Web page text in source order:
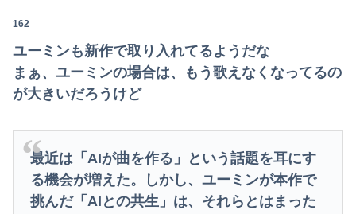
162
ユーミンも新作で取り入れてるようだな
まぁ、ユーミンの場合は、もう歌えなくなってるの
が大きいだろうけど
最近は「AIが曲を作る」という話題を耳にす
る機会が増えた。しかし、ユーミンが本作で
挑んだ「AIとの共生」は、それらとはまった